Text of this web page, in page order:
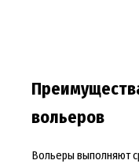
вольеров
Вольеры выполняют